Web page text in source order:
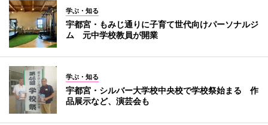
学ぶ・知る
宇都宮・もみじ通りに子育て世代向けパーソナルジ
ム 元中学校教員が開業
学ぶ・知る
宇都宮・シルバー大学校中央校で学校祭始まる 作
品展示など、演芸会も